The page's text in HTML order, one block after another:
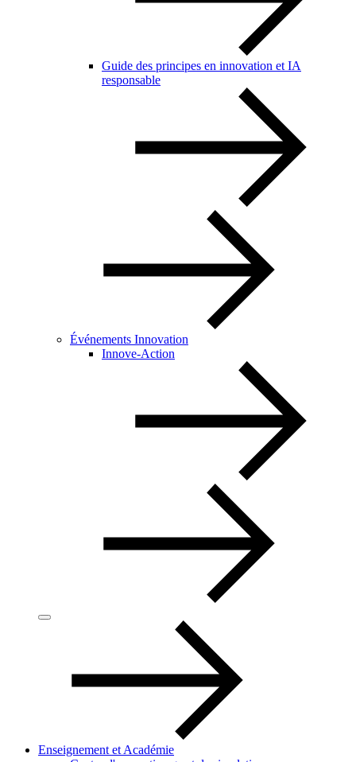
Guide des principes en innovation et IA
responsable
Événements Innovation
Innove-Action
Enseignement et Académie